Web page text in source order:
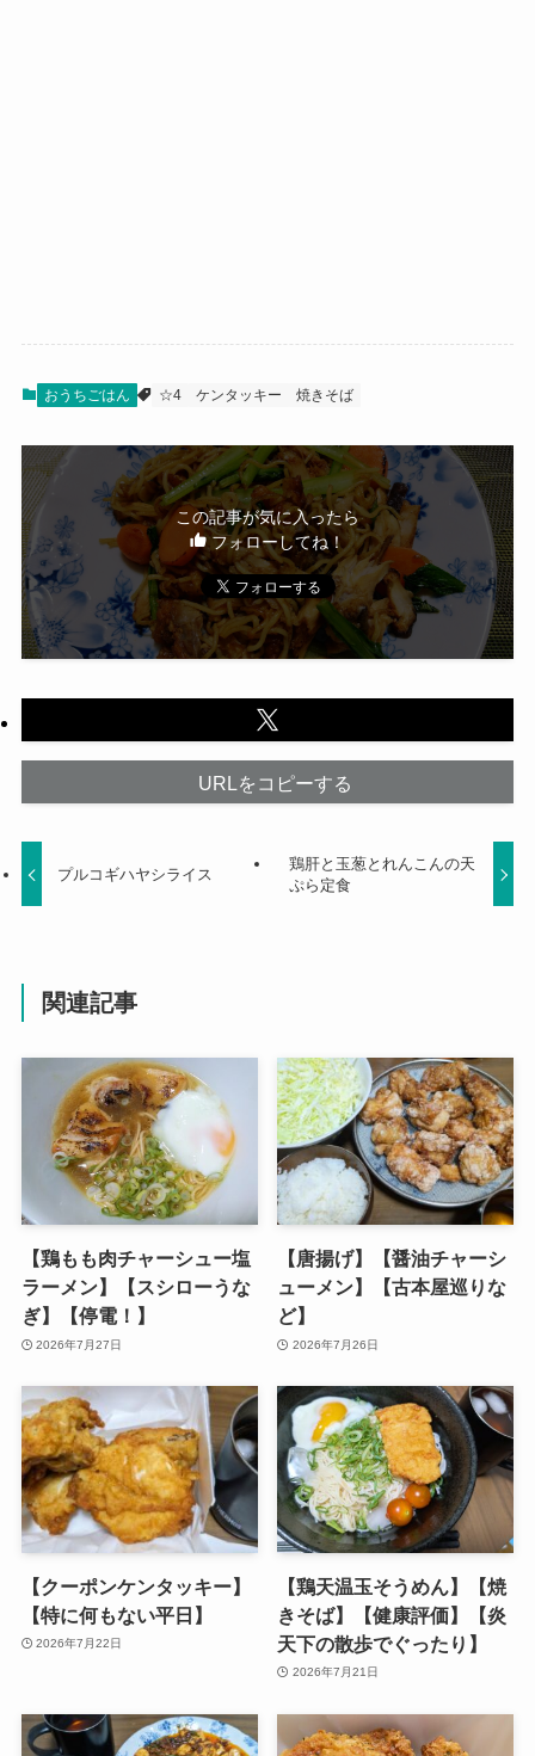
おうちごはん ☆4 ケンタッキー 焼きそば
この記事が気に入ったら
フォローしてね！
URLをコピーする
プルコギハヤシライス
鶏肝と玉葱とれんこんの天
ぷら定食
関連記事
【鶏もも肉チャーシュー塩
ラーメン】【スシローうな
ぎ】【停電！】
2026年7月27日
【唐揚げ】【醤油チャーシ
ューメン】【古本屋巡りな
ど】
2026年7月26日
【クーポンケンタッキー】
【特に何もない平日】
2026年7月22日
【鶏天温玉そうめん】【焼
きそば】【健康評価】【炎
天下の散歩でぐったり】
2026年7月21日